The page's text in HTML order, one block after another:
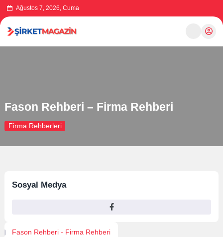
Ağustos 7, 2026, Cuma
Fason Rehberi – Firma Rehberi
Firma Rehberleri
Sosyal Medya
Fason Rehberi - Firma Rehberi